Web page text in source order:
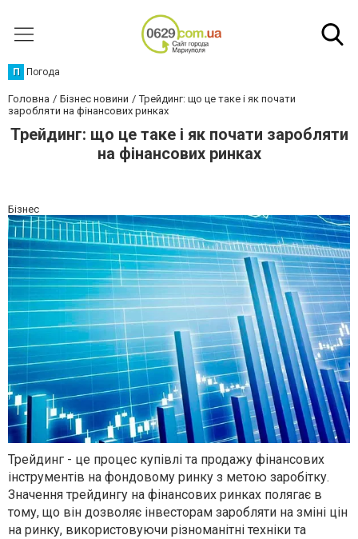
П Погода
Головна Бізнес новини
Трейдинг: що це таке і як почати
заробляти на фінансових ринках
Трейдинг: що це таке і як почати заробляти
на фінансових ринках
Бізнес
Трейдинг - це процес купівлі та продажу фінансових
інструментів на фондовому ринку з метою заробітку.
Значення трейдингу на фінансових ринках полягає в
тому, що він дозволяє інвесторам заробляти на зміні цін
на ринку, використовуючи різноманітні техніки та